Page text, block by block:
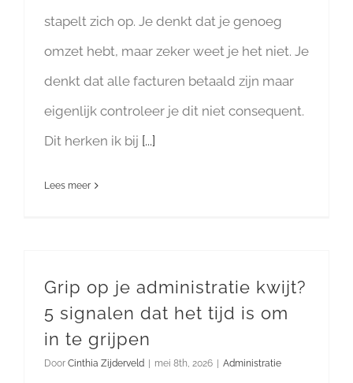
stapelt zich op. Je denkt dat je genoeg
omzet hebt, maar zeker weet je het niet. Je
denkt dat alle facturen betaald zijn maar
eigenlijk controleer je dit niet consequent.
Dit herken ik bij [...]
Lees meer
Grip op je administratie kwijt?
5 signalen dat het tijd is om
in te grijpen
Door Cinthia Zijderveld | mei 8th, 2026 | Administratie